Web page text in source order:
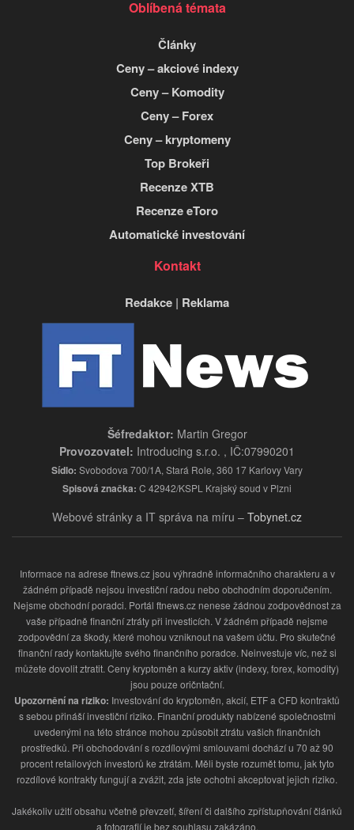
Oblíbená témata
Články
Ceny – akciové indexy
Ceny – Komodity
Ceny – Forex
Ceny – kryptomeny
Top Brokeři
Recenze XTB
Recenze eToro
Automatické investování
Kontakt
Redakce | Reklama
Šéfredaktor: Martin Gregor
Provozovatel: Introducing s.r.o. , IČ:07990201
Sídlo: Svobodova 700/1A, Stará Role, 360 17 Karlovy Vary
Spisová značka: C 42942/KSPL Krajský soud v Plzni
Webové stránky a IT správa na míru – Tobynet.cz
Informace na adrese ftnews.cz jsou výhradně informačního charakteru a v
žádném případě nejsou investiční radou nebo obchodním doporučením.
Nejsme obchodní poradci. Portál ftnews.cz nenese žádnou zodpovědnost za
vaše případně finanční ztráty při investicích. V žádném případě nejsme
zodpovědní za škody, které mohou vzniknout na vašem účtu. Pro skutečné
finanční rady kontaktujte svého finančního poradce. Neinvestuje víc, než si
můžete dovolit ztratit. Ceny kryptoměn a kurzy aktiv (indexy, forex, komodity)
jsou pouze oričntační.
Upozornění na riziko: Investování do kryptoměn, akcií, ETF a CFD kontraktů
s sebou přináší investiční riziko. Finanční produkty nabízené společnostmi
uvedenými na této stránce mohou způsobit ztrátu vašich finančních
prostředků. Při obchodování s rozdílovými smlouvami dochází u 70 až 90
procent retailových investorů ke ztrátám. Měli byste rozumět tomu, jak tyto
rozdílové kontrakty fungují a zvážit, zda jste ochotni akceptovat jejich riziko.
Jakékoliv užití obsahu včetně převzetí, šíření či dalšího zpřístupňování článků
a fotografií je bez souhlasu zakázáno.